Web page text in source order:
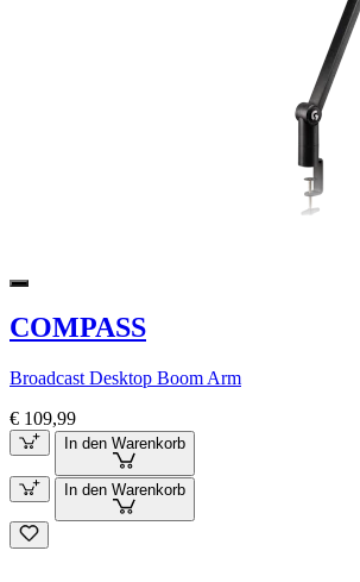
COMPASS
Broadcast Desktop Boom Arm
€ 109,99
In den Warenkorb
In den Warenkorb